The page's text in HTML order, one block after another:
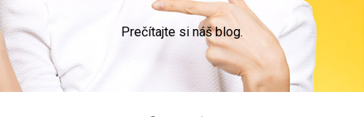
Prečítajte si náš blog.